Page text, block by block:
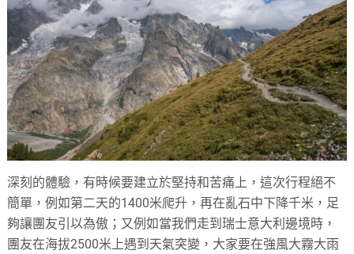
深刻的體驗，有時候要建立於堅持和苦痛上，這次行程絕不
簡單，例如第二天的1400米爬升，再在亂石中下降千米，足
夠讓團友引以為傲；又例如當我們走到瑞士意大利邊境時，
團友在海拔2500米上遇到天氣突變，大家要在強風大霧大雨